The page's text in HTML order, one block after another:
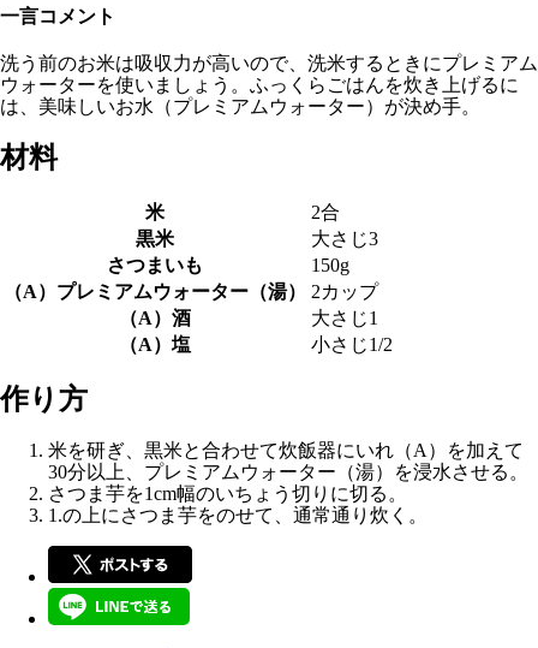
一言コメント
洗う前のお米は吸収力が高いので、洗米するときにプレミアム
ウォーターを使いましょう。ふっくらごはんを炊き上げるに
は、美味しいお水（プレミアムウォーター）が決め手。
材料
米
2合
黒米
大さじ3
さつまいも
150g
（A）プレミアムウォーター（湯）
2カップ
（A）酒
大さじ1
（A）塩
小さじ1/2
作り方
米を研ぎ、黒米と合わせて炊飯器にいれ（A）を加えて
30分以上、プレミアムウォーター（湯）を浸水させる。
さつま芋を1cm幅のいちょう切りに切る。
1.の上にさつま芋をのせて、通常通り炊く。